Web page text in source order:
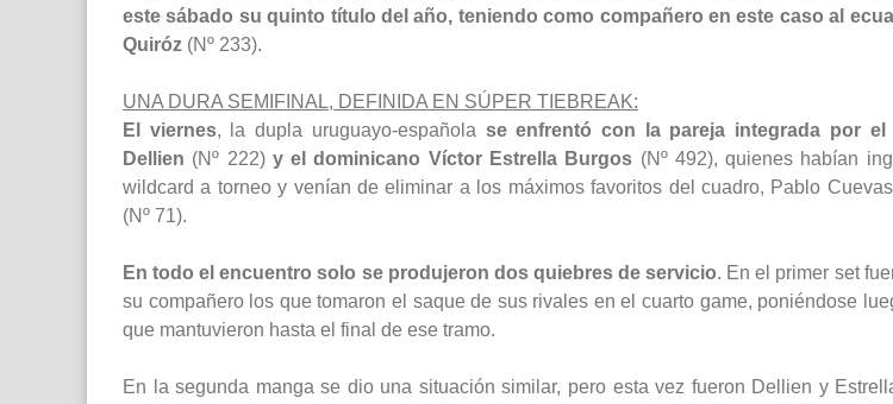
este sábado su quinto título del año, teniendo como compañero en este caso al
Quiróz (Nº 233).
UNA DURA SEMIFINAL, DEFINIDA EN SÚPER TIEBREAK:
El viernes, la dupla uruguayo-española se enfrentó con la pareja integrada por el
Dellien (Nº 222) y el dominicano Víctor Estrella Burgos (Nº 492), quienes habían
wildcard a torneo y venían de eliminar a los máximos favoritos del cuadro, Pablo
(Nº 71).
En todo el encuentro solo se produjeron dos quiebres de servicio. En el primer set
su compañero los que tomaron el saque de sus rivales en el cuarto game, poniéndose
que mantuvieron hasta el final de ese tramo.
En la segunda manga se dio una situación similar, pero esta vez fueron Dellien y